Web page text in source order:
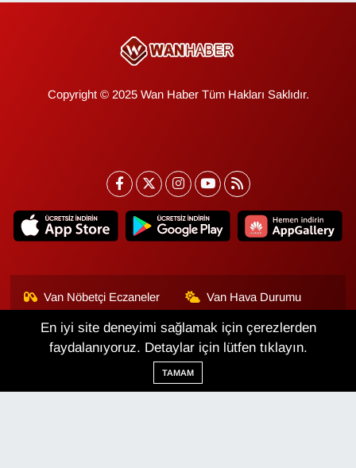
Copyright © 2025 Wan Haber Tüm Hakları Saklıdır.
Van Nöbetçi Eczaneler Van Hava Durumu
Van Namaz Vakitleri
Van Trafik Yoğunluk
Haritası
Puan Durumu ve Fikstür
En iyi site deneyimi sağlamak için çerezlerden
faydalanıyoruz. Detaylar için lütfen tıklayın.
TAMAM